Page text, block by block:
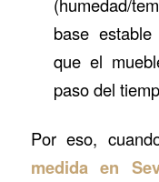
(humedad/
base
que el
paso del
Por eso,
medida en